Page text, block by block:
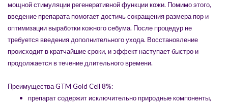
мощной стимуляции регенеративной функции кожи. Помимо этого,
введение препарата помогает достичь сокращения размера пор и
оптимизации выработки кожного себума. После процедур не
требуется введения дополнительного ухода. Восстановление
происходит в кратчайшие сроки, и эффект наступает быстро и
продолжается в течение длительного времени.
Преимущества GTM Gold Cell 8%:
препарат содержит исключительно природные компоненты,